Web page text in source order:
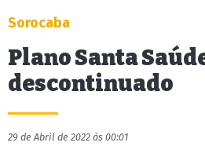
Sorocaba
Plano Santa
descontinuado
29 de Abril de 2022 às 00:01